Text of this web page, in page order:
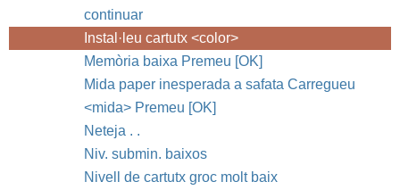
continuar
Instal·leu cartutx <color>
Memòria baixa Premeu [OK]
Mida paper inesperada a safata Carregueu
<mida> Premeu [OK]
Neteja . .
Niv. submin. baixos
Nivell de cartutx groc molt baix